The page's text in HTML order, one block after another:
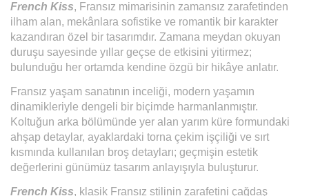
French Kiss, Fransız mimarisinin zamansız zarafetinden
ilham alan, mekânlara sofistike ve romantik bir karakter
kazandıran özel bir tasarımdır. Zamana meydan okuyan
duruşu sayesinde yıllar geçse de etkisini yitirmez;
bulunduğu her ortamda kendine özgü bir hikâye anlatır.
Fransız yaşam sanatının inceliği, modern yaşamın
dinamikleriyle dengeli bir biçimde harmanlanmıştır.
Koltuğun arka bölümünde yer alan yarım küre formundaki
ahşap detaylar, ayaklardaki torna çekim işçiliği ve sırt
kısmında kullanılan broş detayları; geçmişin estetik
değerlerini günümüz tasarım anlayışıyla buluşturur.
French Kiss, klasik Fransız stilinin zarafetini çağdaş